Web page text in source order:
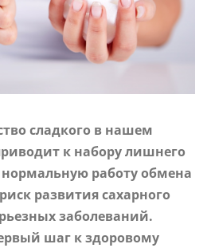
сладкого в нашем
к набору лишнего
работу обмена
развития сахарного
заболеваний.
шаг к здоровому